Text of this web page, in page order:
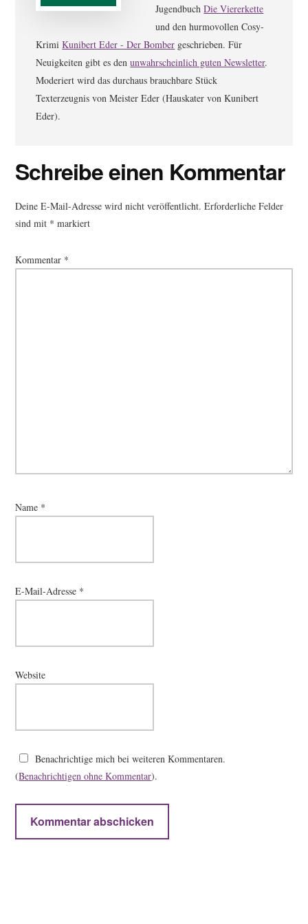
JugendbuchDie Viererkette
und den hurmovollen Cosy-
KrimiKunibert Eder - Der Bomber geschrieben. Für
Neuigkeiten gibt es denunwahrscheinlich guten Newsletter.
Moderiert wird das durchaus brauchbare Stück
Texterzeugnis von Meister Eder (Hauskater von Kunibert
Eder).
Leser-
Interaktionen
Schreibe einen Kommentar
Deine E-Mail-Adresse wird nicht veröffentlicht. Erforderliche Felder
sind mit * markiert
Kommentar *
Name *
E-Mail-Adresse *
Website
Benachrichtige mich bei weiteren Kommentaren.
(Benachrichtigen ohne Kommentar).